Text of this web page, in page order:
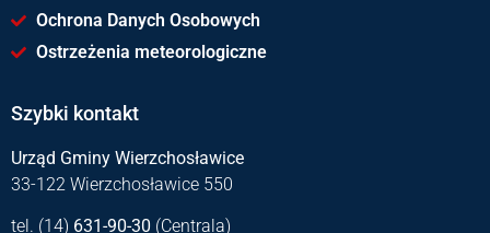
Ochrona Danych Osobowych
Ostrzeżenia meteorologiczne
Szybki kontakt
Urząd Gminy Wierzchosławice
33-122 Wierzchosławice 550
tel. (14) 631-90-30 (Centrala)